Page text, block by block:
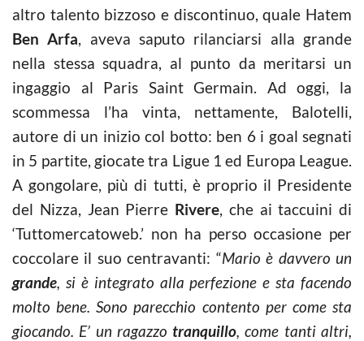
altro talento bizzoso e discontinuo, quale Hatem
Ben Arfa, aveva saputo rilanciarsi alla grande
nella stessa squadra, al punto da meritarsi un
ingaggio al Paris Saint Germain. Ad oggi, la
scommessa l’ha vinta, nettamente, Balotelli,
autore di un inizio col botto: ben 6 i goal segnati
in 5 partite, giocate tra Ligue 1 ed Europa League.
A gongolare, più di tutti, è proprio il Presidente
del Nizza, Jean Pierre Rivere, che ai taccuini di
‘Tuttomercatoweb.’ non ha perso occasione per
coccolare il suo centravanti: “Mario è davvero un
grande, si è integrato alla perfezione e sta facendo
molto bene. Sono parecchio contento per come sta
giocando. E’ un ragazzotranquillo, come tanti altri,